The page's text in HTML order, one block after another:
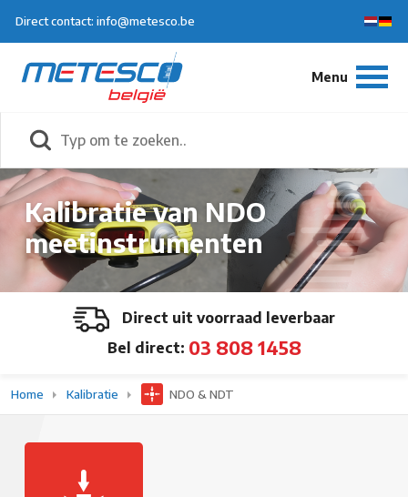
Direct contact: info@metesco.be
Kalibratie van NDO
meetinstrumenten
Direct uit voorraad leverbaar
Bel direct: 03 808 1458
Home Kalibratie NDO & NDT